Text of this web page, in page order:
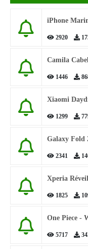
iPhone
2920
Camila
1446
Xiaomi
1299
Galaxy Fold
2341
Xperia Réveil
1825
One Piece -
5717